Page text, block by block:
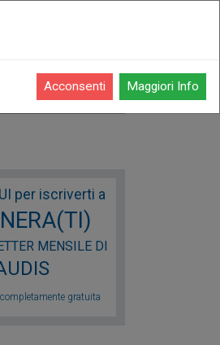
per iscriverti a
MENSILE DI
gratuita
Acconsenti Maggiori Info